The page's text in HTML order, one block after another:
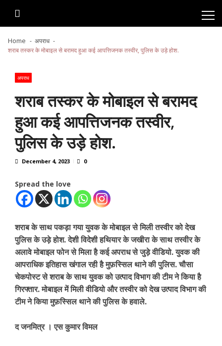
Home
अपराध
शराब तस्कर के मोबाइल से बरामद हुआ कई आपत्तिजनक तस्वीर, पुलिस के उड़े होश.
अपराध
शराब तस्कर के मोबाइल से बरामद
हुआ कई आपत्तिजनक तस्वीर,
पुलिस के उड़े होश.
December 4, 2023 0
Spread the love
शराब के साथ पकड़ा गया युवक के मोबाइल से मिली तस्वीर को देख
पुलिस के उड़े होश. देशी विदेशी हथियार के जखीरा के साथ तस्वीर के
अलावे मोबाइल फोन से मिला है कई अपराध से जुड़े वीडियो. युवक की
आपराधिक इतिहास खंगाल रही है मुफ़स्सिल थाने की पुलिस. चौसा
चेकपोस्ट से शराब के साथ युवक को उत्पाद विभाग की टीम ने किया है
गिरफ्तार. मोबाइल में मिली वीडियो और तस्वीर को देख उत्पाद विभाग की
टीम ने किया मुफ़स्सिल थाने की पुलिस के हवाले.
द जनमित्र । एस कुमार विमल